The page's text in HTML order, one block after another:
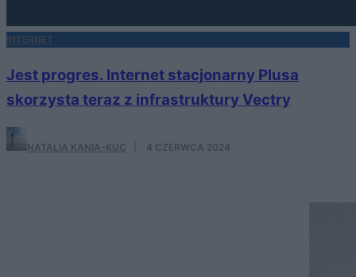
INTERNET
Jest progres. Internet stacjonarny Plusa
skorzysta teraz z infrastruktury Vectry
NATALIA KANIA-KUC 4 CZERWCA 2024